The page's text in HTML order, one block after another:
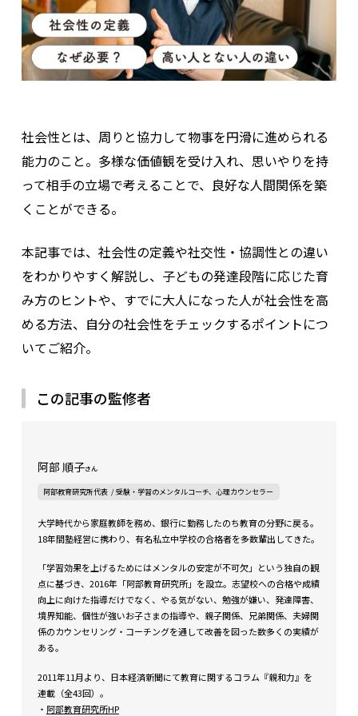
社会性とは、周りと協力して物事を円滑に進められる
能力のこと。多様な価値観を受け入れ、思いやりを持
って相手の立場で考えることで、良好な人間関係を築
くことができる。
本記事では、社会性の定義や社交性・協調性との違い
をわかりやすく解説し、子どもの発達段階に応じた育
み方のヒントや、すでに大人になった人が社会性を高
める方法、自分の社会性をチェックするポイントにつ
いてご紹介。
この記事の監修者
阿部 順子さん
阿部教育研究所代表 / 受験・学習のメンタルコーチ、心理カウンセラー
大学時代から家庭教師を務め、銀行に勤務したのち教育の分野に戻る。
18年間塾経営に携わり、有名私立中学校の合格者を多数輩出してきた。
「学習効果を上げるためにはメンタルの安定が不可欠」という独自の観
点に基づき、2016年「阿部教育研究所」を設立。志望校への合格や成績
向上に向けた指導だけでなく、やる気がない、勉強が嫌い、発達障害、
境界知能、個性が強いお子さまの指導や、親子関係、兄弟関係、夫婦関
係のカウンセリング・コーチングを通して改善を図った数多くの実績が
ある。
2011年11月より、日本経済新聞にて教育に関するコラム『親和力』を
連載（全43回）。
・ 阿部教育研究所HP